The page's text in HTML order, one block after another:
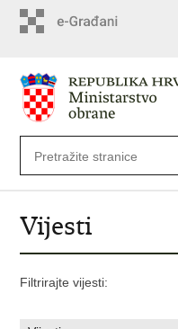
Vijesti
Filtrirajte vijesti: